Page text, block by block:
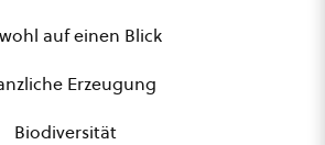
auf einen Blick
Erzeugung
Biodiversität